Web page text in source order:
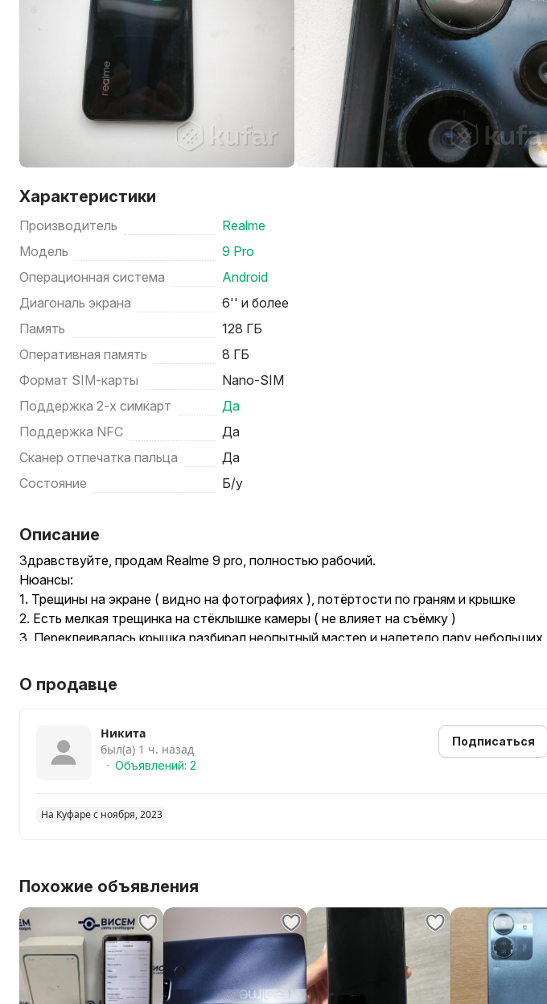
Характеристики
Производитель
Realme
Модель
9 Pro
Операционная система
Android
Диагональ экрана
6'' и более
Память
128 ГБ
Оперативная память
8 ГБ
Формат SIM-карты
Nano-SIM
Поддержка 2-х симкарт
Да
Поддержка NFC
Да
Сканер отпечатка пальца
Да
Состояние
Б/у
Описание
Здравствуйте, продам Realme 9 pro, полностью рабочий.
Нюансы:
1. Трещины на экране ( видно на фотографиях ), потёртости по граням и крышке
2. Есть мелкая трещинка на стёклышке камеры ( не влияет на съёмку )
3. Переклеивалась крышка,разбирал неопытный мастер и налетело пару небольших
Больше нюансов нету, трещины не цепляют палец, подойдёт как временный телефон
или же в такси.
Цена 120р, торг максимум до 100, не наглейте.
Почтой не отправляю
О продавце
Никита
был(а) 1 ч. назад
Объявлений: 2
Подписаться
На Куфаре с ноября, 2023
Похожие объявления